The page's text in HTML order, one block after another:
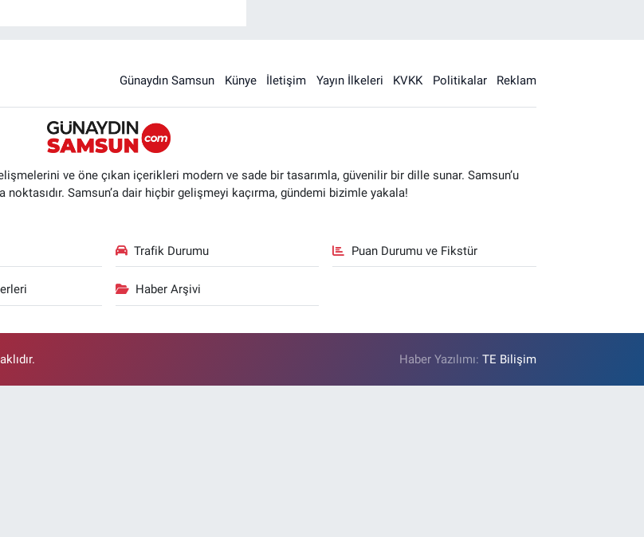
Günaydın Samsun Künye İletişim Yayın İlkeleri KVKK Politikalar Reklam
ve öne çıkan içerikleri modern ve sade bir tasarımla, güvenilir bir dille sunar. Samsun’u
Samsun’a dair hiçbir gelişmeyi kaçırma, gündemi bizimle yakala!
Trafik Durumu Puan Durumu ve Fikstür
Haber Arşivi
Haber Yazılımı:TE Bilişim